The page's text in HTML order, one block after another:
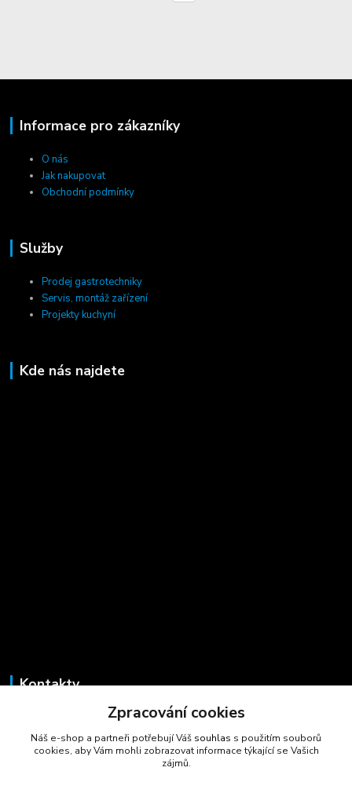
Informace pro zákazníky
O nás
Jak nakupovat
Obchodní podmínky
Služby
Prodej gastrotechniky
Servis, montáž zařízení
Projekty kuchyní
Kde nás najdete
Kontakty
+420 723 725 881
(Po-Pá, 8-16 hod.)
Zpracování cookies
Náš e-shop a partneři potřebují Váš souhlas s použitím souborů
cookies, aby Vám mohli zobrazovat informace týkající se Vašich
zájmů.